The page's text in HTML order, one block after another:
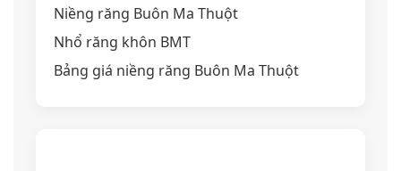
Niềng răng Buôn Ma Thuột
Nhổ răng khôn BMT
Bảng giá niềng răng Buôn Ma Thuột